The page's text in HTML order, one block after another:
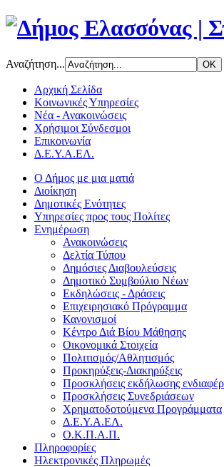
Αναζήτηση...
Αρχική Σελίδα
Κοινωνικές Υπηρεσίες
Νέα - Ανακοινώσεις
Χρήσιμοι Σύνδεσμοι
Επικοινωνία
Δ.Ε.Υ.Α.ΕΛ.
Ο Δήμος με μια ματιά
Διοίκηση
Δημοτικές Ενότητες
Υπηρεσίες προς τους Πολίτες
Ενημέρωση
Ανακοινώσεις
Δελτία Τύπου
Δημόσιες Διαβουλεύσεις
Δημοτικό Συμβούλιο Νέων
Εκδηλώσεις - Δράσεις
Επιχειρησιακό Πρόγραμμα
Κανονισμοί
Κέντρο Διά Βίου Μάθησης
Οικονομικά Στοιχεία
Πολιτισμός/Αθλητισμός
Προκηρύξεις-Διακηρύξεις
Προσκλήσεις εκδήλωσης
Προσκλήσεις Συνεδριάσεων
Χρηματοδοτούμενα Προγράμματα
Δ.Ε.Υ.Α.ΕΛ.
Ο.Κ.Π.Α.Π.
Πληροφορίες
Ηλεκτρονικές Πληρωμές